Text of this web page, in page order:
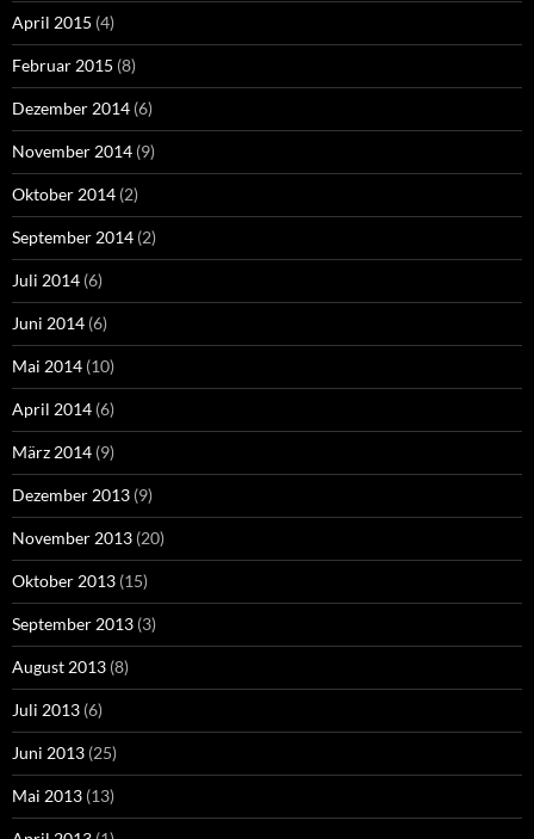
April 2015 (4)
Februar 2015 (8)
Dezember 2014 (6)
November 2014 (9)
Oktober 2014 (2)
September 2014 (2)
Juli 2014 (6)
Juni 2014 (6)
Mai 2014 (10)
April 2014 (6)
März 2014 (9)
Dezember 2013 (9)
November 2013 (20)
Oktober 2013 (15)
September 2013 (3)
August 2013 (8)
Juli 2013 (6)
Juni 2013 (25)
Mai 2013 (13)